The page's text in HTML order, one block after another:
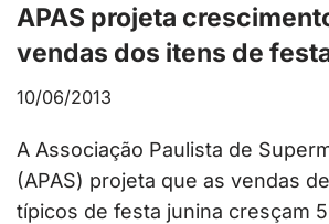
APAS projeta
vendas dos itens de
10/06/2013
A Associação Paulista de
(APAS) projeta que as vendas
típicos de festa junina cresçam